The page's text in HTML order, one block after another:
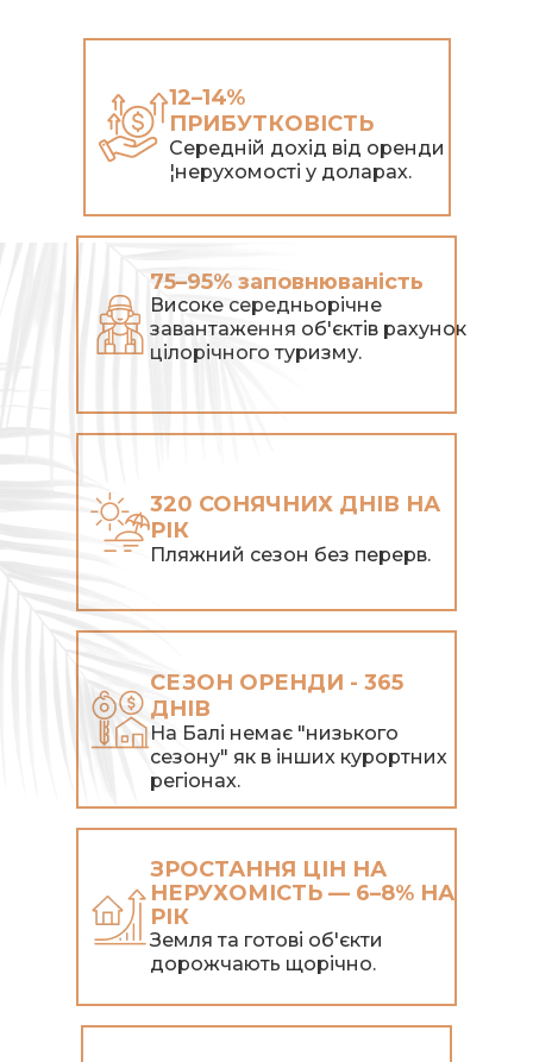
12–14%
ПРИБУТКОВІСТЬ
Середній дохід від оренди
¦нерухомості у доларах.
75–95% заповнюваність
Високе середньорічне
завантаження об'єктів рахунок
цілорічного туризму.
320 СОНЯЧНИХ ДНІВ НА
РІК
Пляжний сезон без перерв.
СЕЗОН ОРЕНДИ - 365
ДНІВ
На Балі немає "низького
сезону" як в інших курортних
регіонах.
ЗРОСТАННЯ ЦІН НА
НЕРУХОМІСТЬ — 6–8% НА
РІК
Земля та готові об'єкти
дорожчають щорічно.